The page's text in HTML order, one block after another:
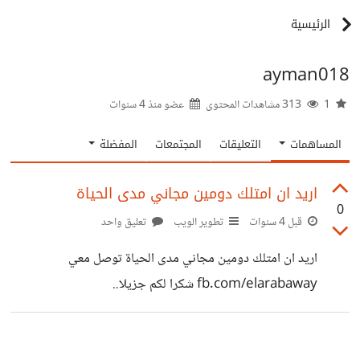
الرئيسية
ayman018
عضو منذ4 سنوات
المساهمات التعليقات المجتمعات المفضلة
0
اريد ان امتلك دومين مجاني مدى الحياة
قبل 4 سنوات تطوير الويب تعليق واحد
اريد ان امتلك دومين مجاني مدى الحياة توصل معي
fb.com/elarabaway شكرا لكم جزيلا..